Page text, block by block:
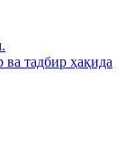
ва тадбир ҳақида